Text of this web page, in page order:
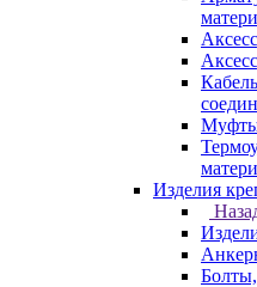
Муфты
Изделия